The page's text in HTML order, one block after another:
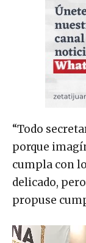
“Todo
porque
cumpla con
delicado,
propuse
R